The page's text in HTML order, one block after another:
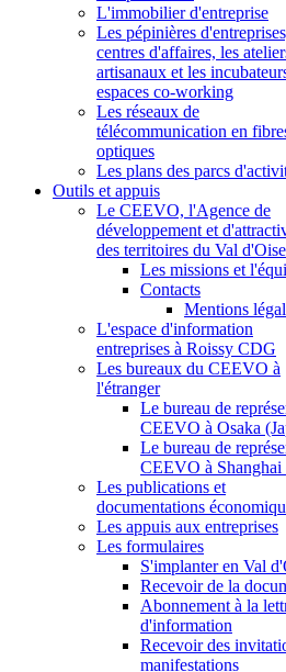
L'immobilier d'entreprise
Les pépinières
centres d'affaires, les
artisanaux et les
espaces co-working
Les réseaux de
télécommunication en
optiques
Les plans des parcs
Outils et appuis
Le CEEVO, l'Agence de
développement et
des territoires du Val d'Oise
Les missions et
Contacts
Mentions
L'espace d'information
entreprises à Roissy CDG
Les bureaux du CEEVO à
l'étranger
Le bureau de
CEEVO à Osaka
Le bureau de
CEEVO à Shanghai
Les publications et
documentations
Les appuis aux entreprises
Les formulaires
S'implanter en Val
Recevoir de la
Abonnement à la
d'information
Recevoir des
manifestations